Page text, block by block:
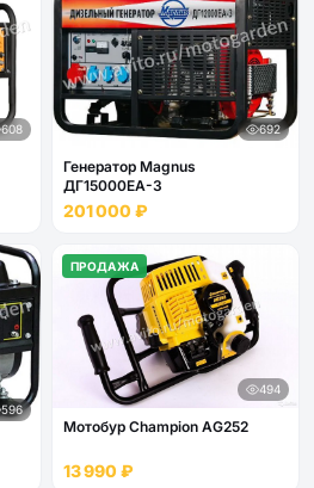
608 692
Генератор Magnus
ДГ15000EA-3
201 000 ₽
596
ПРОДАЖА
494
Мотобур Champion AG252
13 990 ₽